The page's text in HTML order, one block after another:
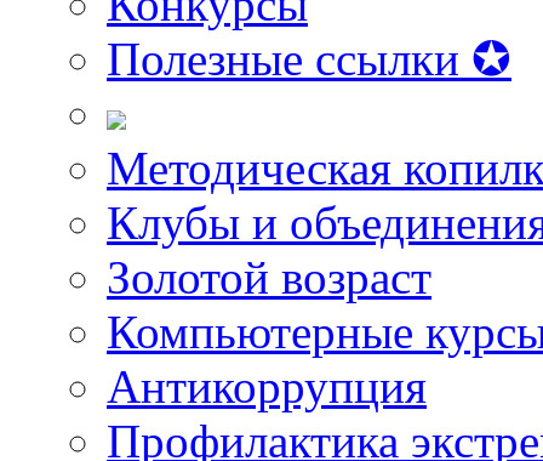
Полезные ссылки ✪
Методическая
Клубы и
Золотой возраст
Компьютерные
Антикоррупция
Профилактика